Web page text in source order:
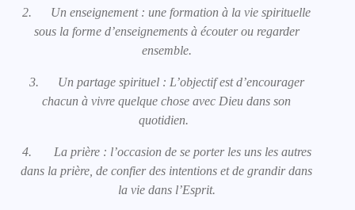
2. Un enseignement : une formation à la vie spirituelle
sous la forme d’enseignements à écouter ou regarder
ensemble.
3. Un partage spirituel : L’objectif est d’encourager
chacun à vivre quelque chose avec Dieu dans son
quotidien.
4. La prière : l’occasion de se porter les uns les autres
dans la prière, de confier des intentions et de grandir dans
la vie dans l’Esprit.